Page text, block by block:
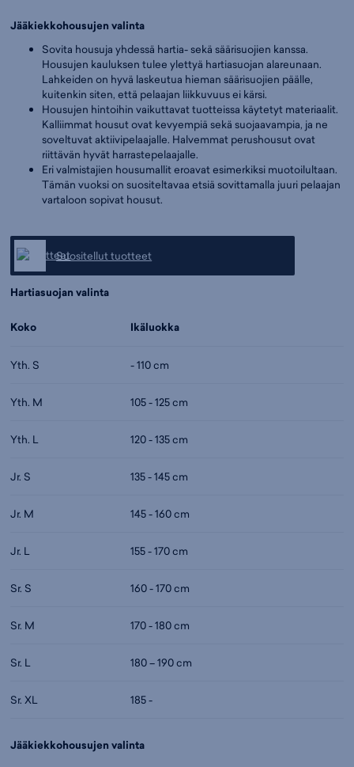
Jääkiekkohousujen valinta
Sovita housuja yhdessä hartia- sekä säärisuojien kanssa.
Housujen kauluksen tulee ylettyä hartiasuojan alareunaan.
Lahkeiden on hyvä laskeutua hieman säärisuojien päälle,
kuitenkin siten, että pelaajan liikkuvuus ei kärsi.
Housujen hintoihin vaikuttavat tuotteissa käytetyt materiaalit.
Kalliimmat housut ovat kevyempiä sekä suojaavampia, ja ne
soveltuvat aktiivipelaajalle. Halvemmat perushousut ovat
riittävän hyvät harrastepelaajalle.
Eri valmistajien housumallit eroavat esimerkiksi muotoilultaan.
Tämän vuoksi on suositeltavaa etsiä sovittamalla juuri pelaajan
vartaloon sopivat housut.
Suositellut tuotteet
Hartiasuojan valinta
Koko Ikäluokka
Yth. S - 110 cm
Yth. M 105 - 125 cm
Yth. L 120 - 135 cm
Jr. S 135 - 145 cm
Jr. M 145 - 160 cm
Jr. L 155 - 170 cm
Sr. S 160 - 170 cm
Sr. M 170 - 180 cm
Sr. L 180 – 190 cm
Sr. XL 185 -
Jääkiekkohousujen valinta